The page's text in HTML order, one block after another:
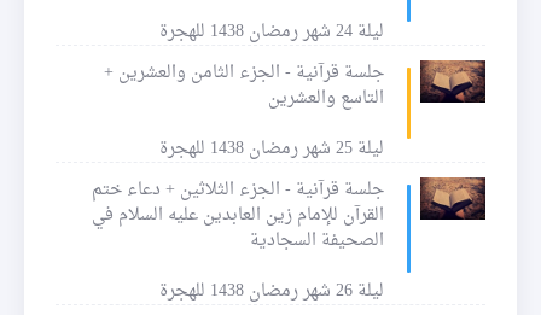
ليلة 24 شهر رمضان 1438 للهجرة
جلسة قرآنية - الجزء الثامن والعشرين +
التاسع والعشرين
ليلة 25 شهر رمضان 1438 للهجرة
جلسة قرآنية - الجزء الثلاثين + دعاء ختم
القرآن للإمام زين العابدين عليه السلام في
الصحيفة السجادية
ليلة 26 شهر رمضان 1438 للهجرة